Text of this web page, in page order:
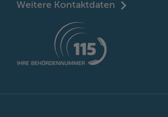
Weitere Kontaktdaten